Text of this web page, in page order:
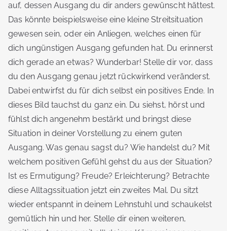
auf, dessen Ausgang du dir anders gewünscht hättest.
Das könnte beispielsweise eine kleine Streitsituation
gewesen sein, oder ein Anliegen, welches einen für
dich ungünstigen Ausgang gefunden hat. Du erinnerst
dich gerade an etwas? Wunderbar! Stelle dir vor, dass
du den Ausgang genau jetzt rückwirkend veränderst.
Dabei entwirfst du für dich selbst ein positives Ende. In
dieses Bild tauchst du ganz ein. Du siehst, hörst und
fühlst dich angenehm bestärkt und bringst diese
Situation in deiner Vorstellung zu einem guten
Ausgang. Was genau sagst du? Wie handelst du? Mit
welchem positiven Gefühl gehst du aus der Situation?
Ist es Ermutigung? Freude? Erleichterung? Betrachte
diese Alltagssituation jetzt ein zweites Mal. Du sitzt
wieder entspannt in deinem Lehnstuhl und schaukelst
gemütlich hin und her. Stelle dir einen weiteren,